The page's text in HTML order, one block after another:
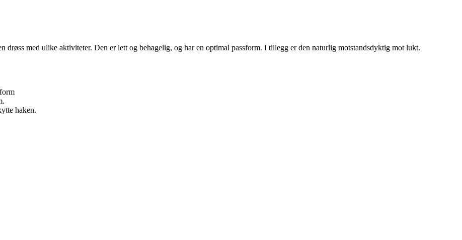
med ulike aktiviteter. Den er lett og behagelig, og har en optimal passform. I tillegg er den naturlig motstandsdyktig mot lukt.
haken.